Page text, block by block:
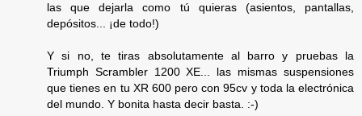
las que dejarla como tú quieras (asientos, pantallas,
depósitos... ¡de todo!)
Y si no, te tiras absolutamente al barro y pruebas la
Triumph Scrambler 1200 XE... las mismas suspensiones
que tienes en tu XR 600 pero con 95cv y toda la electrónica
del mundo. Y bonita hasta decir basta. :-)